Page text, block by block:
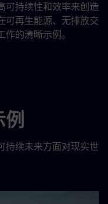
可持续性和效率来创造
可再生能源、无排放交
的清晰示例。
持续未来方面对现实世